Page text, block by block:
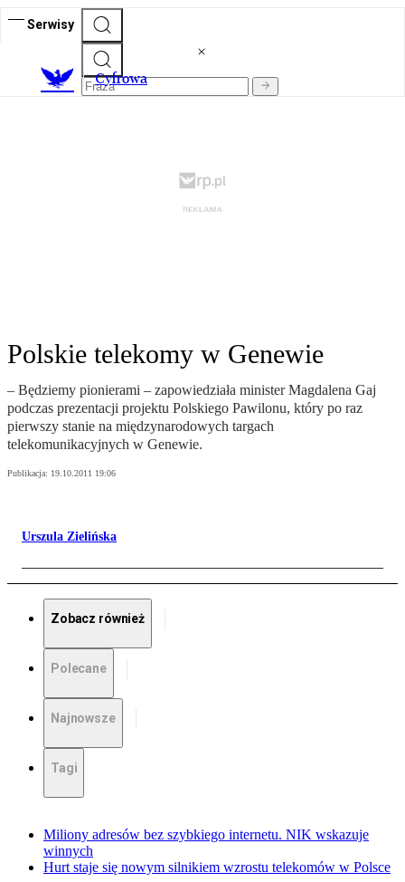
Serwisy
Cyfrowa
Polskie telekomy w Genewie
– Będziemy pionierami – zapowiedziała minister Magdalena Gaj
podczas prezentacji projektu Polskiego Pawilonu, który po raz
pierwszy stanie na międzynarodowych targach
telekomunikacyjnych w Genewie.
Publikacja: 19.10.2011 19:06
Urszula Zielińska
Zobacz również
Polecane
Najnowsze
Tagi
Miliony adresów bez szybkiego internetu. NIK wskazuje
winnych
Hurt staje się nowym silnikiem wzrostu telekomów w Polsce